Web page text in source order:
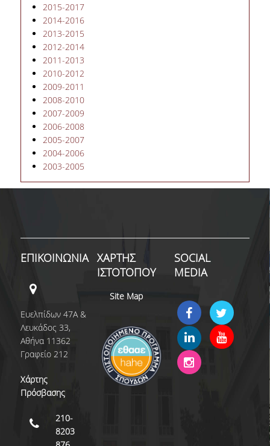
ΜΕΛΗ ΔΕΠ
ΜΕΛΗ Ε.ΔΙ.Π.
ΕΞΩΤΕΡΙΚΟΙ ΣΥΝΕΡΓΑΤΕΣ
ΔΙΟΙΚΗΤΙΚΗ ΥΠΟΣΤΗΡΙΞΗ
HR ΔΡΑΣΤΗΡΙΟΤΗΤΕΣ
ONBOARDING
ΠΡΑΚΤΙΚΗ ΑΣΚΗΣΗ
ΜΝΗΜΟΝΙΑ ΣΥΝΕΡΓΑΣΙΑΣ
ΣΥΝΕΔΡΙΑ - ΗΜΕΡΙΔΕΣ
ΘΕΡΙΝΟ ΕΡΓΑΣΤΗΡΙΟ ΑΝΑΠΤΥΞΗΣ ΔΕΞΙΟΤΗΤΩΝ ΔΑΔ
ΣΥΖΗΤΩΝΤΑΣ ΜΕ ΣΤΕΛΕΧΗ HR
HR ISSUES
ΠΙΣΤΟΠΟΙΗΣΕΙΣ ΚΑΙ ΛΙΣΤΕΣ ΚΑΤΑΤΑΞΗΣ
ΔΙΑΣΦΑΛΙΣΗ ΠΟΙΟΤΗΤΑΣ
2015-2017
2014-2016
2013-2015
2012-2014
2011-2013
2010-2012
2009-2011
2008-2010
2007-2009
2006-2008
2005-2007
2004-2006
2003-2005
ΕΠΙΚΟΙΝΩΝΙΑ
Ευελπίδων 47Α &
Λευκάδος 33,
Αθήνα 11362
Γραφείο 212
Χάρτης
Πρόσβασης
210-
8203
ΧΑΡΤΗΣ
ΙΣΤΟΤΟΠΟΥ
Site Map
SOCIAL
MEDIA